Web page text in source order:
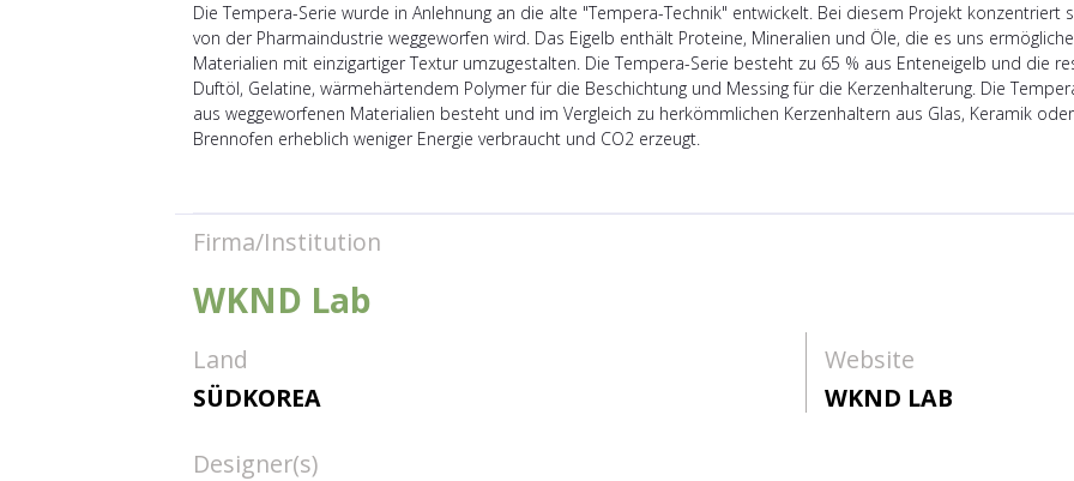
Die Tempera-Serie wurde in Anlehnung an die alte "Tempera-Technik" entwickelt. Bei diesem Projekt konzentriert
von der Pharmaindustrie weggeworfen wird. Das Eigelb enthält Proteine, Mineralien und Öle, die es uns
Materialien mit einzigartiger Textur umzugestalten. Die Tempera-Serie besteht zu 65 % aus Enteneigelb und die
Duftöl, Gelatine, wärmehärtendem Polymer für die Beschichtung und Messing für die Kerzenhalterung. Die
aus weggeworfenen Materialien besteht und im Vergleich zu herkömmlichen Kerzenhaltern aus Glas, Keramik
Brennofen erheblich weniger Energie verbraucht und CO2 erzeugt.
Firma/Institution
WKND Lab
Land
SÜDKOREA
Website
WKND LAB
Designer(s)